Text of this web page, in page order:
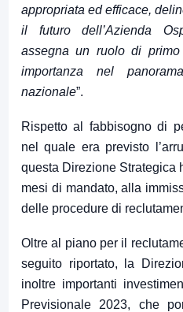
appropriata ed efficace,
il futuro dell’Azienda
assegna un ruolo di
importanza nel
nazionale”.
Rispetto al fabbisogno di
nel quale era previsto
questa Direzione Strategica
mesi di mandato, alla
delle procedure di
Oltre al piano per il
seguito riportato, la
inoltre importanti
Previsionale 2023, che